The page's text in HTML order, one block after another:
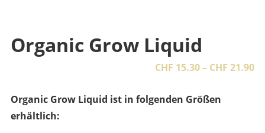
Organic Grow Liquid
CHF 15.30– CHF 21.90
Organic Grow Liquid ist in folgenden Größen
erhältlich: